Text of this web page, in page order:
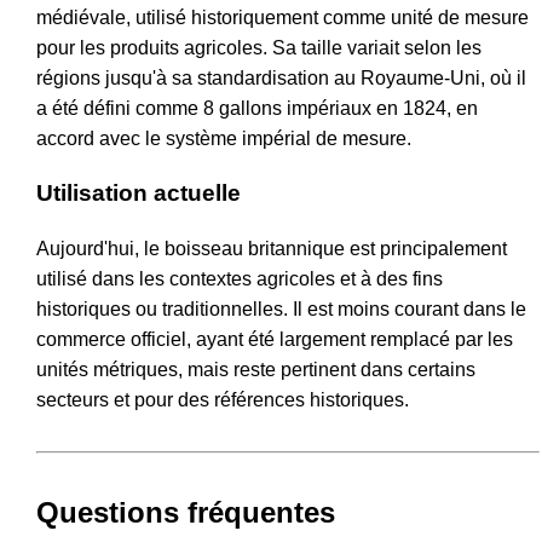
médiévale, utilisé historiquement comme unité de mesure
pour les produits agricoles. Sa taille variait selon les
régions jusqu'à sa standardisation au Royaume-Uni, où il
a été défini comme 8 gallons impériaux en 1824, en
accord avec le système impérial de mesure.
Utilisation actuelle
Aujourd'hui, le boisseau britannique est principalement
utilisé dans les contextes agricoles et à des fins
historiques ou traditionnelles. Il est moins courant dans le
commerce officiel, ayant été largement remplacé par les
unités métriques, mais reste pertinent dans certains
secteurs et pour des références historiques.
Questions fréquentes